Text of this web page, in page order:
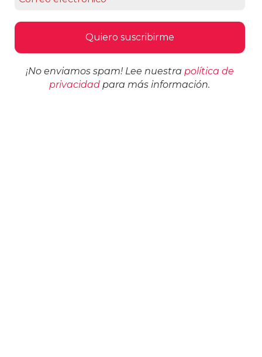
¡No enviamos spam! Lee nuestra política de
privacidad para más información.